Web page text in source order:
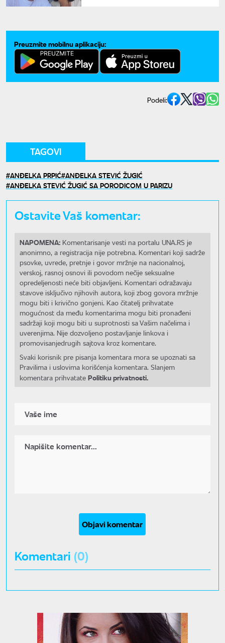
Preuzmite mobilnu aplikaciju:
Podeli:
TAGOVI
ANĐELKA PRPIĆ ANĐELKA STEVIĆ ŽUGIĆ
ANĐELKA STEVIĆ ŽUGIĆ SA PORODICOM U PARIZU
Ostavite Vaš komentar:
NAPOMENA: Komentarisanje vesti na portalu UNA.RS je
anonimno, a registracija nije potrebna. Komentari koji sadrže
psovke, uvrede, pretnje i govor mržnje na nacionalnoj,
verskoj, rasnoj osnovi ili povodom nečije seksualne
opredeljenosti neće biti objavljeni. Komentari odražavaju
stavove isključivo njihovih autora, koji zbog govora mržnje
mogu biti i krivično gonjeni. Kao čitatelj prihvatate
mogućnost da među komentarima mogu biti pronađeni
sadržaji koji mogu biti u suprotnosti sa Vašim načelima i
uverenjima. Nije dozvoljeno postavljanje linkova i
promovisanjedrugih sajtova kroz komentare.
Svaki korisnik pre pisanja komentara mora se upoznati sa
Pravilima i uslovima korišćenja komentara. Slanjem
komentara prihvatate Politiku privatnosti.
Objavi komentar
Komentari (0)